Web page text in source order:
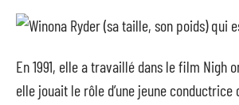
En 1991, elle a travaillé dans le film Nigh
elle jouait le rôle d’une jeune conductrice